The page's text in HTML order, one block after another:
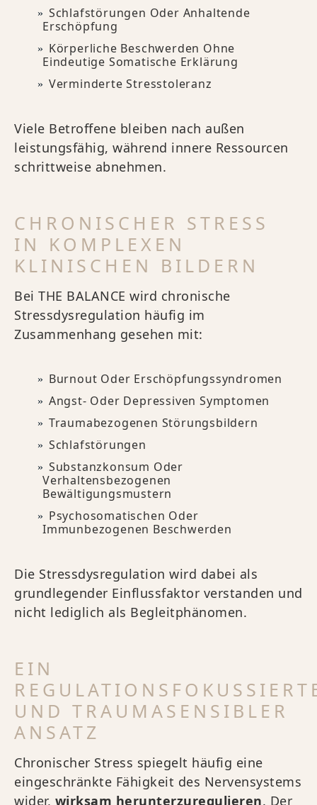
Schlafstörungen Oder Anhaltende
Erschöpfung
Körperliche Beschwerden Ohne
Eindeutige Somatische Erklärung
Verminderte Stresstoleranz
Viele Betroffene bleiben nach außen
leistungsfähig, während innere Ressourcen
schrittweise abnehmen.
CHRONISCHER STRESS
IN KOMPLEXEN
KLINISCHEN BILDERN
Bei THE BALANCE wird chronische
Stressdysregulation häufig im
Zusammenhang gesehen mit:
Burnout Oder Erschöpfungssyndromen
Angst- Oder Depressiven Symptomen
Traumabezogenen Störungsbildern
Schlafstörungen
Substanzkonsum Oder
Verhaltensbezogenen
Bewältigungsmustern
Psychosomatischen Oder
Immunbezogenen Beschwerden
Die Stressdysregulation wird dabei als
grundlegender Einflussfaktor verstanden und
nicht lediglich als Begleitphänomen.
EIN
UND TRAUMASENSIBLER
ANSATZ
Chronischer Stress spiegelt häufig eine
eingeschränkte Fähigkeit des Nervensystems
wider, wirksam herunterzuregulieren. Der